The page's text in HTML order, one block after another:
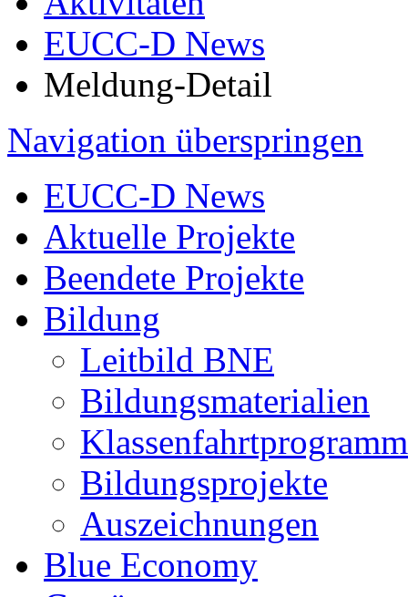
EUCC-D News
Meldung-Detail
Navigation überspringen
EUCC-D News
Aktuelle Projekte
Beendete Projekte
Bildung
Leitbild BNE
Bildungsmaterialien
Klassenfahrtprogramm
Bildungsprojekte
Auszeichnungen
Blue Economy